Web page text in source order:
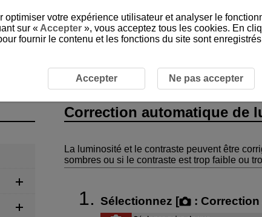
Correction automatique de
La luminosité et le contraste peuvent être
sombres ou si le contraste est trop faible ou
Sélectionnez [ :
votre expérience utilisateur et analyser le
sur « Accepter », vous acceptez tous les cookies. En
fournir le contenu et les fonctions du site sont
Accepter Ne pas accepter